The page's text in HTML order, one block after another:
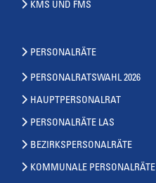
KMS UND FMS
PERSONALRÄTE
PERSONALRATSWAHL 2026
HAUPTPERSONALRAT
PERSONALRÄTE LAS
BEZIRKSPERSONALRÄTE
KOMMUNALE PERSONALRÄTE